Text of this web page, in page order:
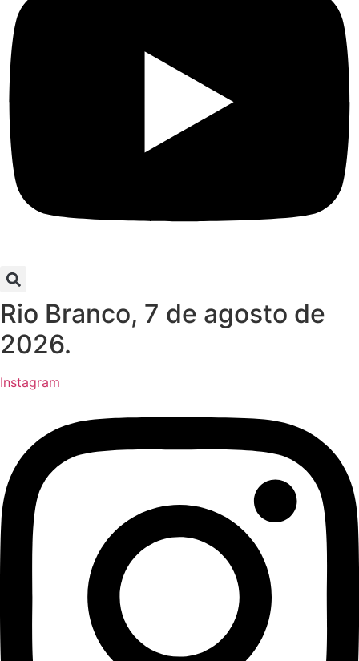
Rio Branco, 7 de agosto de
2026.
Instagram